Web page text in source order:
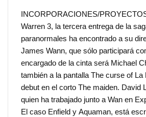
INCORPORACIONES/
Warren 3, la tercera entrega de la
paranormales ha encontrado a su
James Wann, que sólo participará
encargado de la cinta será Michael
también a la pantalla The curse of La
debut en el corto The maiden. David
quien ha trabajado junto a Wan en
El caso Enfield y Aquaman, está